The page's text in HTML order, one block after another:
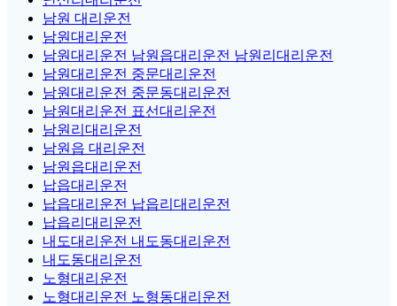
남원 대리운전
남원대리운전
남원대리운전 남원읍대리운전 남원리대리운전
남원대리운전 중문대리운전
남원대리운전 중문동대리운전
남원대리운전 표선대리운전
남원리대리운전
남원읍 대리운전
남원읍대리운전
납읍대리운전
납읍대리운전 납읍리대리운전
납읍리대리운전
내도대리운전 내도동대리운전
내도동대리운전
노형대리운전
노형대리운전 노형동대리운전